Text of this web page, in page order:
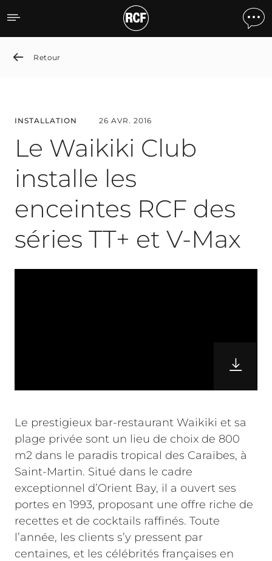
Le Waikiki Club installe
Retour
INSTALLATION 26 AVR. 2016
Le Waikiki Club
installe les
enceintes RCF des
séries TT+ et V-Max
Le prestigieux bar-restaurant Waikiki et sa
plage privée sont un lieu de choix de 800
m2 dans le paradis tropical des Caraïbes, à
Saint-Martin. Situé dans le cadre
exceptionnel d’Orient Bay, il a ouvert ses
portes en 1993, proposant une offre riche de
recettes et de cocktails raffinés. Toute
l’année, les clients s’y pressent par
centaines, et les célébrités françaises en